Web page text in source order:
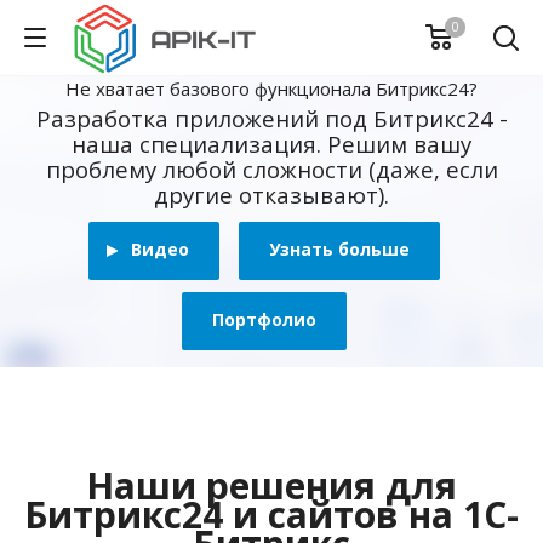
0
Не хватает базового функционала Битрикс24?
Разработка приложений под Битрикс24 -
наша специализация. Решим вашу
проблему любой сложности (даже, если
другие отказывают).
Видео Узнать больше
Портфолио
Наши решения для
Битрикс24 и сайтов на 1С-